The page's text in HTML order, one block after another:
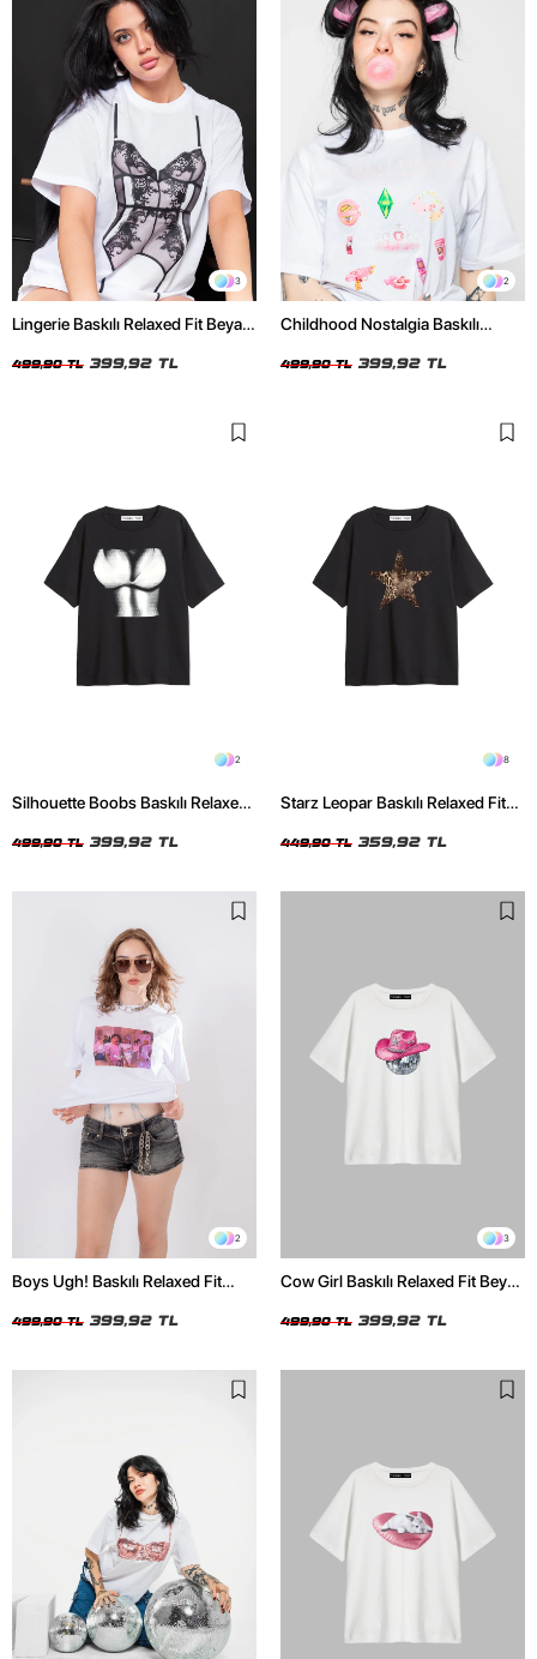
3
Lingerie Baskılı Relaxed Fit Beyaz
499,90 TL 399,92 TL
2
Childhood Nostalgia Baskılı
499,90 TL 399,92 TL
2
Silhouette Boobs Baskılı Relaxed
499,90 TL 399,92 TL
8
Starz Leopar Baskılı Relaxed Fit
449,90 TL 359,92 TL
2
Boys Ugh! Baskılı Relaxed Fit
499,90 TL 399,92 TL
3
Cow Girl Baskılı Relaxed Fit Beyaz
499,90 TL 399,92 TL